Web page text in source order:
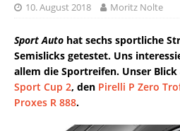
10. August 2018 Moritz Nolte
Sport Auto hat sechs sportliche
Semislicks getestet. Uns
allem die Sportreifen. Unser Blick
Sport Cup 2, den Pirelli P Zero
Proxes R 888.